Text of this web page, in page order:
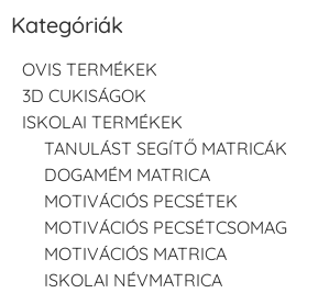
Kategóriák
OVIS TERMÉKEK
3D CUKISÁGOK
ISKOLAI TERMÉKEK
TANULÁST SEGÍTŐ MATRICÁK
DOGAMÉM MATRICA
MOTIVÁCIÓS PECSÉTEK
MOTIVÁCIÓS PECSÉTCSOMAG
MOTIVÁCIÓS MATRICA
ISKOLAI NÉVMATRICA